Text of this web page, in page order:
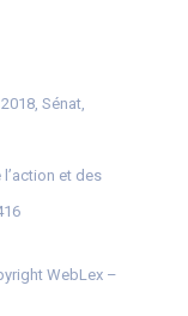
Sénat,
et des
WebLex –